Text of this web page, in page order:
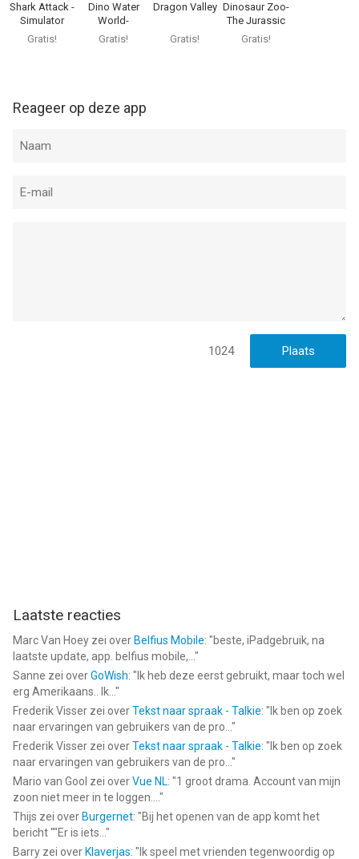
Shark Attack -
Simulator
games
Gratis!
Dino Water
World-
Dinosaur
Gratis!
Dragon Valley
Gratis!
Dinosaur Zoo-
The Jurassic
game
Gratis!
Reageer op deze app
1024
Laatste reacties
Marc Van Hoey zei over Belfius Mobile: "beste, iPadgebruik, na
laatste update, app. belfius mobile,... "
Sanne zei overGoWish: " Ik heb deze eerst gebruikt, maar toch wel
erg Amerikaans.. Ik... "
Frederik Visser zei overTekst naar spraak - Talkie: " Ik ben op zoek
naar ervaringen van gebruikers van de pro... "
Frederik Visser zei overTekst naar spraak - Talkie: " Ik ben op zoek
naar ervaringen van gebruikers van de pro... "
Mario van Gool zei overVue NL: "1 groot drama. Account van mijn
zoon niet meer in te loggen.... "
Thijs zei over Burgernet: "Bij het openen van de app komt het
bericht ""Er is iets... "
Barry zei over Klaverjas: " Ik speel met vrienden tegenwoordig op